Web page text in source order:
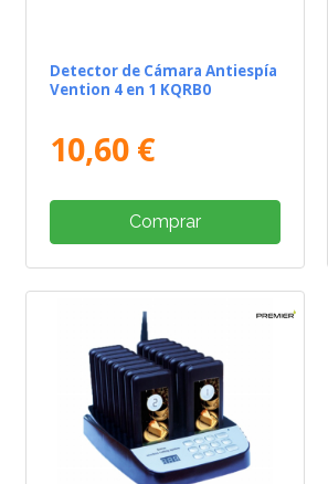
Detector de Cámara Antiespía
Vention 4 en 1 KQRB0
10,60 €
Comprar